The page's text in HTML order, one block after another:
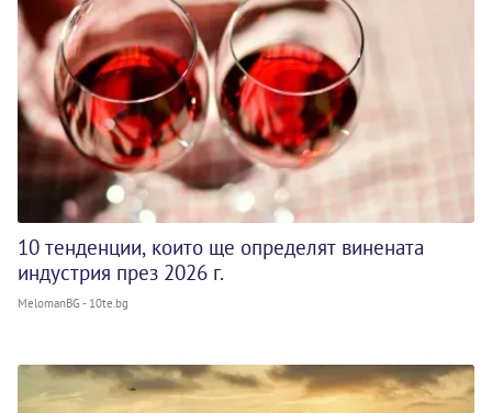
10 тенденции, които ще определят винената
индустрия през 2026 г.
MelomanBG - 10te.bg